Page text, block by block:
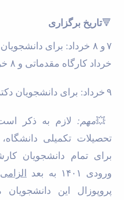
🔻تاریخ برگزاری
۷ و ۸ خرداد: برای
خرداد کارگاه مقدماتی و ۸
۹ خرداد: برای دانشجویان
💥مهم: لازم به ذکر
تحصیلات تکمیلی
برای تمام دانشجویان
ورودی
۱۴۰۱ به بعد الزامی
پروپوزال این